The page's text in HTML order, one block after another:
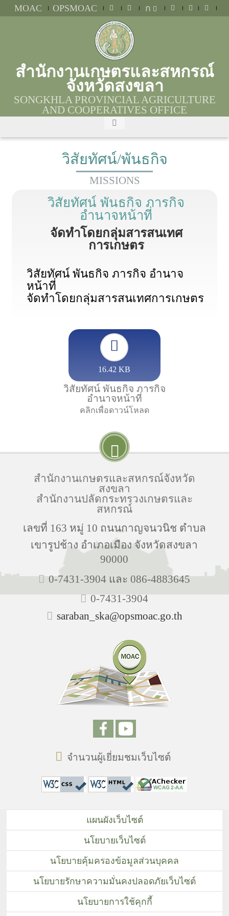
MOAC OPSMOAC ก
สำนักงานเกษตรและสหกรณ์
จังหวัดสงขลา
SONGKHLA PROVINCIAL AGRICULTURE
AND COOPERATIVES OFFICE
วิสัยทัศน์/พันธกิจ
MISSIONS
วิสัยทัศน์ พันธกิจ ภารกิจ
อำนาจหน้าที่
จัดทำโดยกลุ่มสารสนเทศ
การเกษตร
วิสัยทัศน์ พันธกิจ ภารกิจ อำนาจ
หน้าที่
จัดทำโดยกลุ่มสารสนเทศการเกษตร
16.42 KB
วิสัยทัศน์ พันธกิจ ภารกิจ
อำนาจหน้าที่
คลิกเพื่อดาวน์โหลด
สำนักงานเกษตรและสหกรณ์จังหวัด
สงขลา
สำนักงานปลัดกระทรวงเกษตรและ
สหกรณ์
เลขที่ 163 หมู่ 10 ถนนกาญจนวนิช ตำบล
เขารูปช้าง อำเภอเมือง จังหวัดสงขลา
90000
0-7431-3904 และ 086-4883645
0-7431-3904
saraban_ska@opsmoac.go.th
จำนวนผู้เยี่ยมชมเว็บไซต์
แผนผังเว็บไซต์
นโยบายเว็บไซต์
นโยบายคุ้มครองข้อมูลส่วนบุคคล
นโยบายรักษาความมั่นคงปลอดภัยเว็บไซต์
นโยบายการใช้คุกกี้